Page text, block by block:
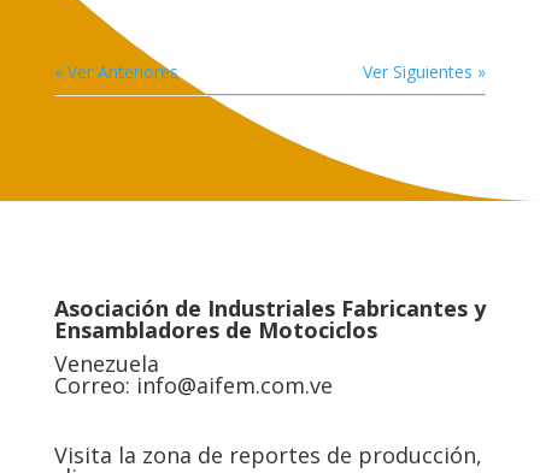
« Ver Anteriores Ver Siguientes »
Asociación de Industriales Fabricantes y
Ensambladores de Motociclos
Venezuela
Correo: info@aifem.com.ve
Visita la zona de reportes de producción,